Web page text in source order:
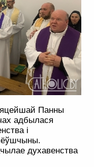
Панны
адбылася
і
духавенства